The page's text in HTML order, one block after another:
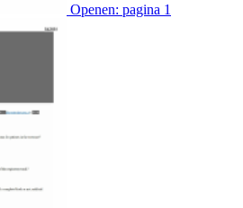
Openen: pagina 1